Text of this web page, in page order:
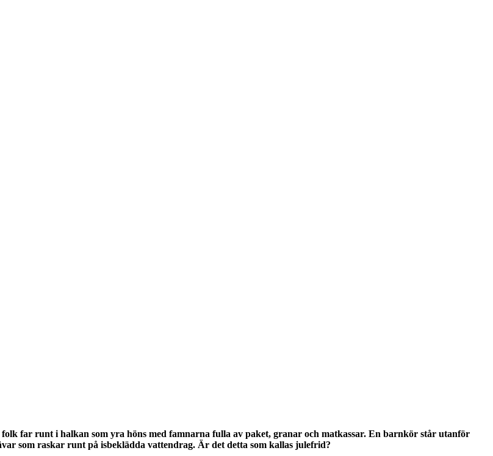
far runt i halkan som yra höns med famnarna fulla av paket, granar och matkassar. En barnkör står utanför
som raskar runt på isbeklädda vattendrag. Är det detta som kallas julefrid?